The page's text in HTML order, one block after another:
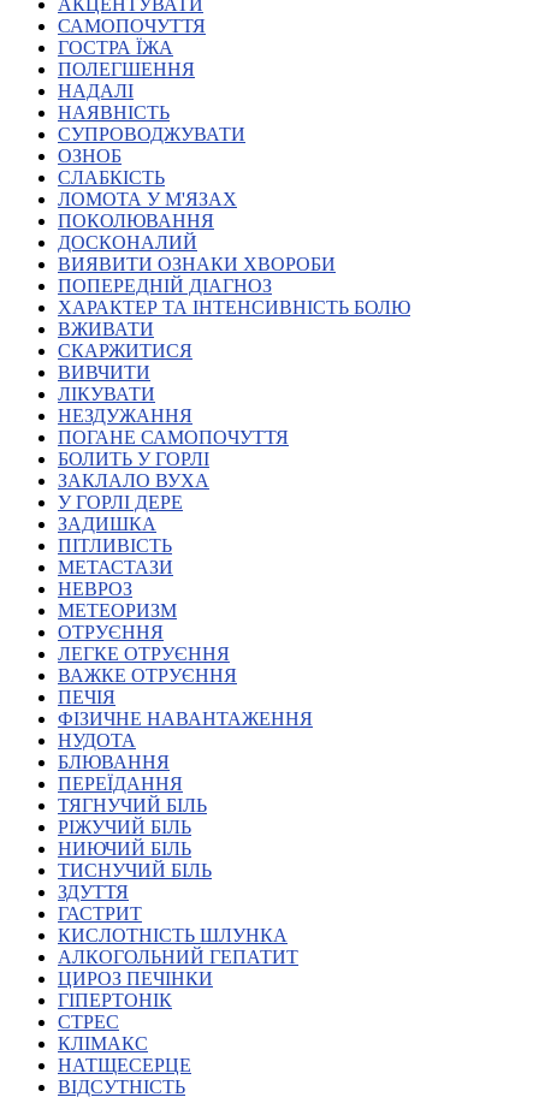
Підготовка перекладачів
"Сервіс УТОГ"
Атестація
Безбар'єрність для глухих
Волинська область
Дніпропетровська область
Донецька область
Житомирська область
Закарпатська область
Запорізька область
Івано-Франківська область
Київ
Київська область
Миколаївська область
Одеська область
Полтавська область
Рівненська область
Сумська область
Тернопільська область
Херсонська область
Хмельницька область
Черкаська область
Чернігівська область
Особи відповідальні за контактування з
питань укладення договорів
Вивчаємо жестову мову
Дитяча сторінка
Новини про жестову мову
Ресурс для вивчення жестових мов різних країн
ЦУЖМ
Проєкт "Жестова мова для поліцейських"
Про шахрайські схеми
ВІКТОРИНА
На допомогу військовим
Медична термінологія жестовою мовою
АКЦЕНТУВАТИ
САМОПОЧУТТЯ
ГОСТРА ЇЖА
ПОЛЕГШЕННЯ
НАДАЛІ
НАЯВНІСТЬ
СУПРОВОДЖУВАТИ
ОЗНОБ
СЛАБКІСТЬ
ЛОМОТА У М'ЯЗАХ
ПОКОЛЮВАННЯ
ДОСКОНАЛИЙ
ВИЯВИТИ ОЗНАКИ ХВОРОБИ
ПОПЕРЕДНІЙ ДІАГНОЗ
ХАРАКТЕР ТА ІНТЕНСИВНІСТЬ БОЛЮ
ВЖИВАТИ
СКАРЖИТИСЯ
ВИВЧИТИ
ЛІКУВАТИ
НЕЗДУЖАННЯ
ПОГАНЕ САМОПОЧУТТЯ
БОЛИТЬ У ГОРЛІ
ЗАКЛАЛО ВУХА
У ГОРЛІ ДЕРЕ
ЗАДИШКА
ПІТЛИВІСТЬ
МЕТАСТАЗИ
НЕВРОЗ
МЕТЕОРИЗМ
ОТРУЄННЯ
ЛЕГКЕ ОТРУЄННЯ
ВАЖКЕ ОТРУЄННЯ
ПЕЧІЯ
ФІЗИЧНЕ НАВАНТАЖЕННЯ
НУДОТА
БЛЮВАННЯ
ПЕРЕЇДАННЯ
ТЯГНУЧИЙ БІЛЬ
РІЖУЧИЙ БІЛЬ
НИЮЧИЙ БІЛЬ
ТИСНУЧИЙ БІЛЬ
ЗДУТТЯ
ГАСТРИТ
КИСЛОТНІСТЬ ШЛУНКА
АЛКОГОЛЬНИЙ ГЕПАТИТ
ЦИРОЗ ПЕЧІНКИ
ГІПЕРТОНІК
СТРЕС
КЛІМАКС
НАТЩЕСЕРЦЕ
ВІДСУТНІСТЬ